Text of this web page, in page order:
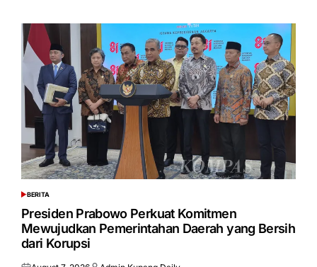
POSTED
IN
BERITA
Presiden Prabowo Perkuat Komitmen
Mewujudkan Pemerintahan Daerah yang Bersih
dari Korupsi